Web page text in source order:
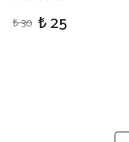
₺ 30 ₺ 25